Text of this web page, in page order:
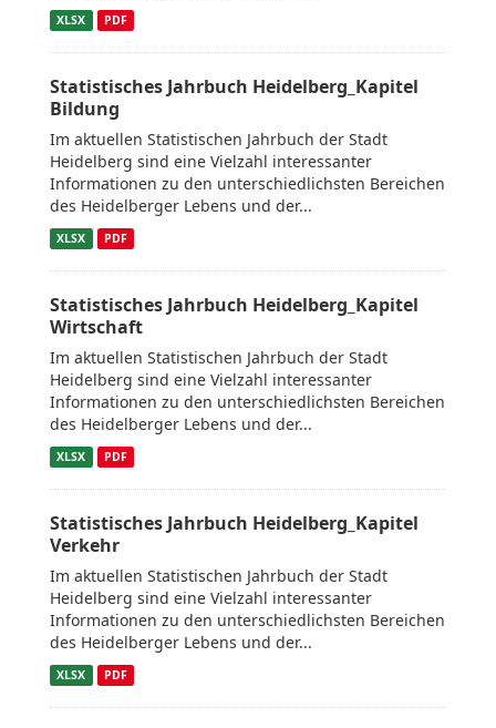
XLSX PDF
Statistisches Jahrbuch Heidelberg_Kapitel
Bildung
Im aktuellen Statistischen Jahrbuch der Stadt
Heidelberg sind eine Vielzahl interessanter
Informationen zu den unterschiedlichsten Bereichen
des Heidelberger Lebens und der...
XLSX PDF
Statistisches Jahrbuch Heidelberg_Kapitel
Wirtschaft
Im aktuellen Statistischen Jahrbuch der Stadt
Heidelberg sind eine Vielzahl interessanter
Informationen zu den unterschiedlichsten Bereichen
des Heidelberger Lebens und der...
XLSX PDF
Statistisches Jahrbuch Heidelberg_Kapitel
Verkehr
Im aktuellen Statistischen Jahrbuch der Stadt
Heidelberg sind eine Vielzahl interessanter
Informationen zu den unterschiedlichsten Bereichen
des Heidelberger Lebens und der...
XLSX PDF